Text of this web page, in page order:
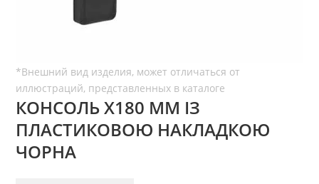
КОНСОЛЬ Х180 ММ ІЗ
ПЛАСТИКОВОЮ НАКЛАДКОЮ
ЧОРНА